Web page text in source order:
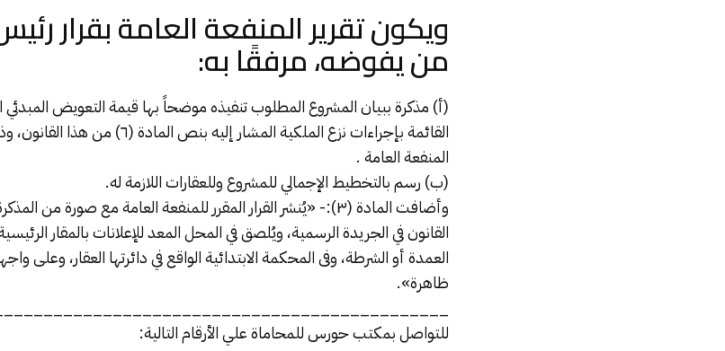
ويكون تقرير المنفعة العامة بقرار
من يفوضه، مرفقًا به:
(أ) مذكرة ببيان المشروع المطلوب تنفيذه موضحاً بها قيمة التعويض
القائمة بإجراءات نزع الملكية المشار
المنفعة العامة .
(ب) رسم بالتخطيط الإجمالي للمشروع وللعقارات اللازمة له.
القانون في الجريدة الرسمية، ويُلصق في المحل المعد للإعلانات بالمقار
العمدة أو الشرطة، وفى المحكمة الابتدائية الواقع في دائرتها العقار، وعلى
ظاهرة».
للتواصل بمكتب حورس للمحاماة علي الأرقام التالية: